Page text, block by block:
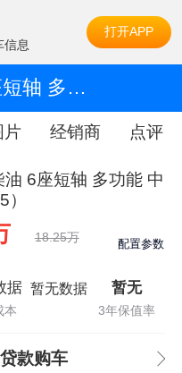
信息
打开APP
2013款 柴油 6座短轴 多功能 中低顶（国5）
片 经销商 点评
6座短轴 多功能 中
18.25万 配置参数
据
本
暂无数据 暂无
3年保值率
贷款购车